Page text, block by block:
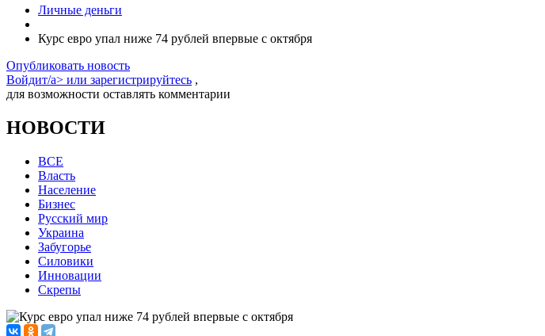
Личные деньги
Курс евро упал ниже 74 рублей впервые с октября
Опубликовать новость
Войдит/a> или зарегистрируйтесь ,
для возможности оставлять комментарии
НОВОСТИ
ВСЕ
Власть
Население
Бизнес
Русский мир
Украина
Забугорье
Силовики
Инновации
Скрепы